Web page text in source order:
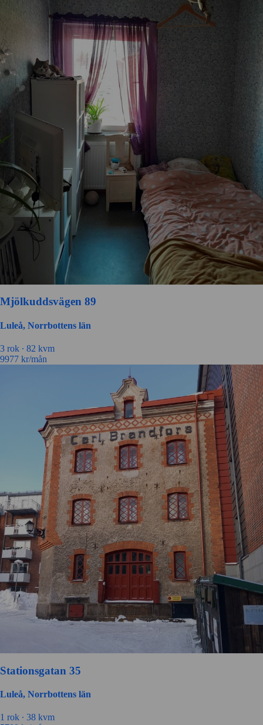
Mjölkuddsvägen 89
Luleå, Norrbottens län
3 rok ∙ 82 kvm
9977 kr/mån
Stationsgatan 35
Luleå, Norrbottens län
1 rok ∙ 38 kvm